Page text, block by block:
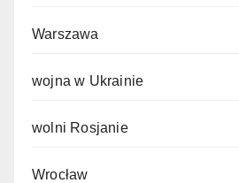
Warszawa
wojna w Ukrainie
wolni Rosjanie
Wrocław